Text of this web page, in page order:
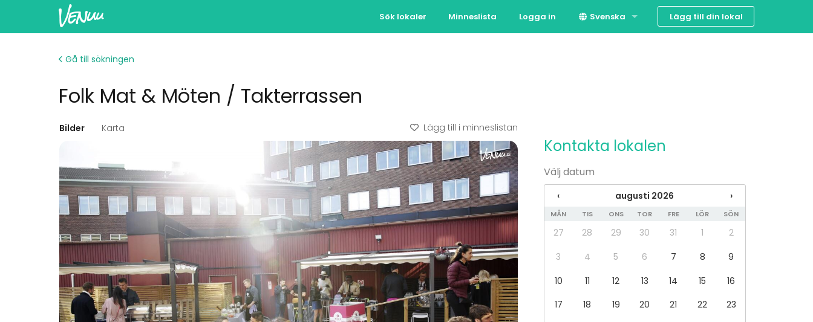
Sök lokaler Minneslista Logga in Svenska Lägg till din lokal
Gå till sökningen
Folk Mat & Möten / Takterrassen
Bilder Karta Lägg till i minneslistan
Kontakta lokalen
Välj datum
‹ augusti 2026 ›
MÅN TIS ONS TOR FRE LÖR SÖN
27 28 29 30 31 1
2
3
4 5 6 7 8
9
10
11 12 13 14 15
16
17
18 19 20 21 22
23